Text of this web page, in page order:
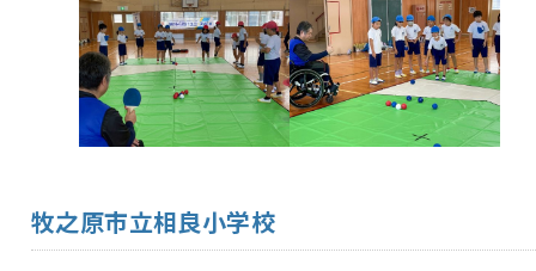
牧之原市立相良小学校